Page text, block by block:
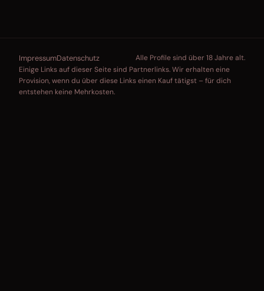
ImpressumDatenschutz
Alle Profile sind über 18 Jahre alt.
Einige Links auf dieser Seite sind Partnerlinks. Wir erhalten eine
Provision, wenn du über diese Links einen Kauf tätigst – für dich
entstehen keine Mehrkosten.